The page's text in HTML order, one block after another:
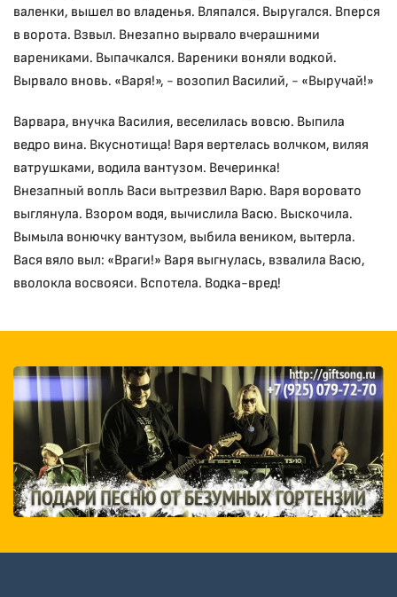
валенки, вышел во владенья. Вляпался. Выругался. Вперся
в ворота. Взвыл. Внезапно вырвало вчерашними
варениками. Выпачкался. Вареники воняли водкой.
Вырвало вновь. «Варя!», - возопил Василий, - «Выручай!»
Варвара, внучка Василия, веселилась вовсю. Выпила
ведро вина. Вкуснотища! Варя вертелась волчком, виляя
ватрушками, водила вантузом. Вечеринка!
Внезапный вопль Васи вытрезвил Варю. Варя воровато
выглянула. Взором водя, вычислила Васю. Выскочила.
Вымыла вонючку вантузом, выбила веником, вытерла.
Вася вяло выл: «Враги!» Варя выгнулась, взвалила Васю,
вволокла восвояси. Вспотела. Водка-вред!